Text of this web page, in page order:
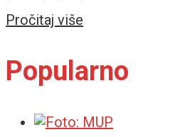
Pročitaj više
Popularno